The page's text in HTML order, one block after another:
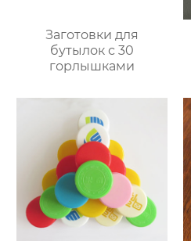
Заготовки для
бутылок с 30
горлышками